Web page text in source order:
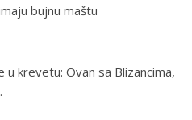
bujnu maštu
u krevetu: Ovan sa Blizancima,